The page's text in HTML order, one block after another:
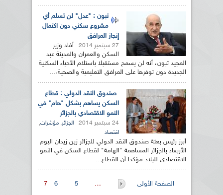
تبون : "عدل" لن تسلم أي
مشروع سكني دون اكتمال
إنجاز المرافق
27 سبتمبر 2014
أفاد وزير
السكن والعمران والمدينة عبد
المجيد تبون، أنه لن يسمح مستقبلا باستلام الأحياء السكنية
الجديدة دون توفرها على المرافق التعليمية والصحية،...
صندوق النقد الدولي : قطاع
السكن يساهم بشكل "هام" في
النمو الاقتصادي بالجزائر
24 سبتمبر 2014 الجزائر, مؤشرات,
اقتصاد
أبرز رئيس بعثة صندوق النقد الدولي للجزائر زين زيدان اليوم
الأربعاء بالجزائر المساهمة "الهامة" لقطاع السكن في النمو
الاقتصادي للبلاد مؤكدا أن القطاع...
الصفحات
الصفحة الأولى …
5
6
7